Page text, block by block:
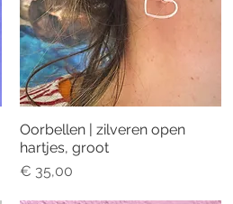
Snel overzicht
Oorbellen | zilveren open
hartjes, groot
Prijs
€ 35,00